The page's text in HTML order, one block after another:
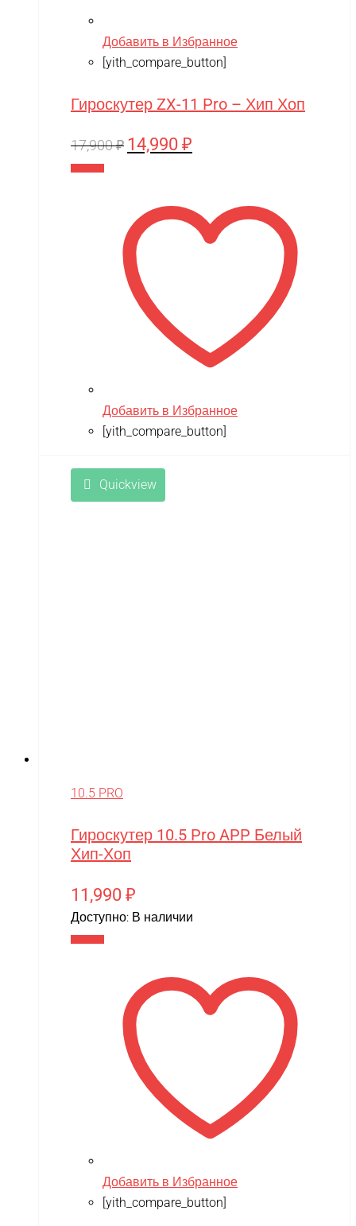
Добавить в Избранное
[yith_compare_button]
Гироскутер ZX-11 Pro – Хип Хоп
17,900₽ Первоначальная
17,900 ₽.
14,990 ₽
Добавить в Избранное
[yith_compare_button]
Quickview
10.5 PRO
Гироскутер 10.5 Pro APP Белый
Хип-Хоп
11,990 ₽
Доступно: В наличии
Добавить в Избранное
[yith_compare_button]